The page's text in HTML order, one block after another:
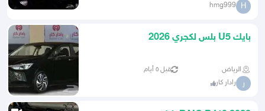
H
hmg999
بايك U5 بلس لكجري 2026
الرياض قبل ٥ أيام
ر رادار كار